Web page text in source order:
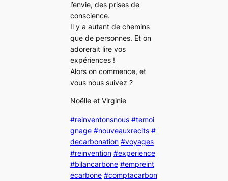
l’envie, des prises de
conscience.
Il y a autant de chemins
que de personnes. Et on
adorerait lire vos
expériences !
Alors on commence, et
vous nous suivez ?
Noëlle et Virginie
#reinventonsnous #temoi
gnage #nouveauxrecits #
decarbonation #voyages
#reinvention #experience
#bilancarbone #empreint
ecarbone #comptacarbon